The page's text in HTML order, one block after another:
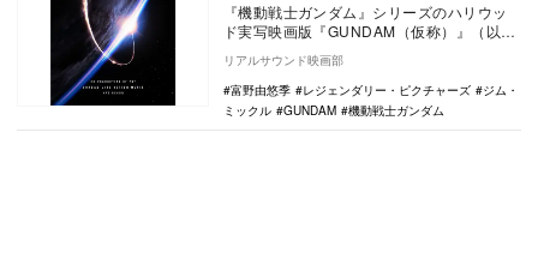
『機動戦士ガンダム』シリーズのハリウッ
ド実写映画版『GUNDAM（仮称）』（以
下、『GUNDAM』）について、株式会社バ
ンダイナ…
リアルサウンド映画部
富野由悠季
レジェンダリー・ピクチャーズ
ジム・
ミックル
GUNDAM 機動戦士ガンダム